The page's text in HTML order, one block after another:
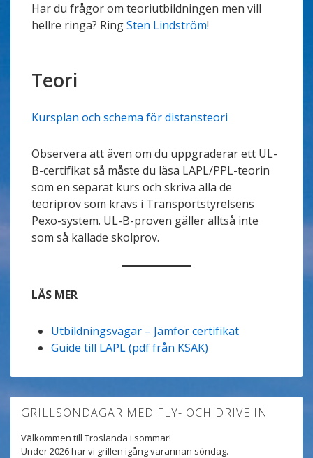
Har du frågor om teoriutbildningen men vill
hellre ringa? RingSten Lindström!
Teori
Kursplan och schema för distansteori
Observera att även om du uppgraderar ett UL-
B-certifikat så måste du läsa LAPL/PPL-teorin
som en separat kurs och skriva alla de
teoriprov som krävs i Transportstyrelsens
Pexo-system. UL-B-proven gäller alltså inte
som så kallade skolprov.
LÄS MER
Utbildningsvägar – Jämför certifikat
Guide till LAPL (pdf från KSAK)
GRILLSÖNDAGAR MED FLY- OCH DRIVE IN
Välkommen till Troslanda i sommar!
Under 2026 har vi grillen igång varannan söndag.